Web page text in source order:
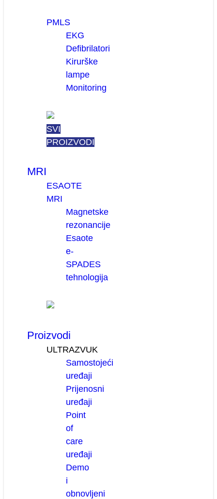
PMLS
EKG
Defibrilatori
Kirurške
lampe
Monitoring
SVI
PROIZVODI
MRI
ESAOTE
MRI
Magnetske
rezonancije
Esaote
e-
SPADES
tehnologija
Proizvodi
ULTRAZVUK
Samostojeći
uređaji
Prijenosni
uređaji
Point
of
care
uređaji
Demo
i
obnovljeni